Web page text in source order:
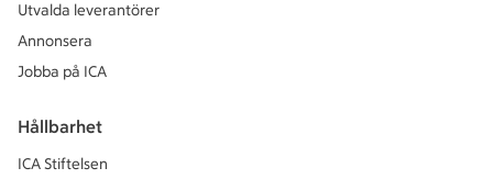
Utvalda leverantörer
Annonsera
Jobba på ICA
Hållbarhet
ICA Stiftelsen